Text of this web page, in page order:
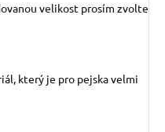
velikost prosím zvolte
který je pro pejska velmi